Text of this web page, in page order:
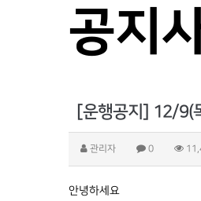
공지
[운행공지] 12/9(
관리자 0
안녕하세요